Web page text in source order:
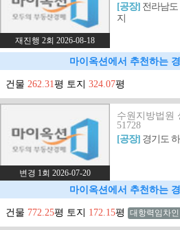
재진행 2회 2026-08-18
[공장] 전라남도
지
마이옥션에서 추천하는
건물 262.31평 토지 324.07평
변경 1회 2026-07-20
수원지방법원
51728
[공장] 경기도
마이옥션에서 추천하는
건물 772.25평 토지 172.15평 대항력임차인